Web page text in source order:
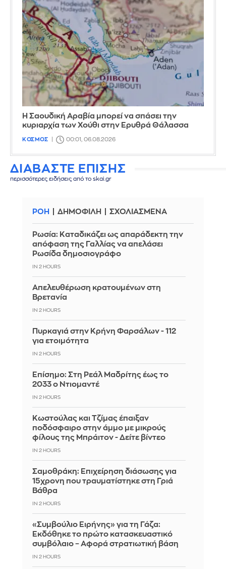
Η Σαουδική Αραβία μπορεί να σπάσει την
κυριαρχία των Χούθι στην Ερυθρά Θάλασσα
ΚΟΣΜΟΣ 00:01, 06.08.2026
ΔΙΑΒΑΣΤΕ ΕΠΙΣΗΣ
περισσότερες ειδήσεις από το skai.gr
ΡΟΗ ΔΗΜΟΦΙΛΗ ΣΧΟΛΙΑΣΜΕΝΑ
Ρωσία: Kαταδικάζει ως απαράδεκτη την
απόφαση της Γαλλίας να απελάσει
Ρωσίδα δημοσιογράφο
IN 2 HOURS
Απελευθέρωση κρατουμένων στη
Βρετανία
IN 2 HOURS
Πυρκαγιά στην Κρήνη Φαρσάλων - 112
για ετοιμότητα
IN 2 HOURS
Επίσημο: Στη Ρεάλ Μαδρίτης έως το
2033 ο Ντιομαντέ
IN 2 HOURS
Κωστούλας και Τζίμας έπαιξαν
ποδόσφαιρο στην άμμο με μικρούς
φίλους της Μπράιτον - Δείτε βίντεο
IN 2 HOURS
Σαμοθράκη: Επιχείρηση διάσωσης για
15χρονη που τραυματίστηκε στη Γριά
Βάθρα
IN 2 HOURS
«Συμβούλιο Ειρήνης» για τη Γάζα:
Εκδόθηκε το πρώτο κατασκευαστικό
συμβόλαιο – Αφορά στρατιωτική βάση
IN 2 HOURS